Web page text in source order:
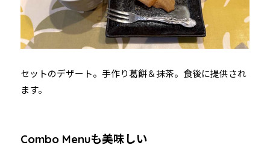
セットのデザート。手作り葛餅＆抹茶。食後に提供され
ます。
Combo Menuも美味しい